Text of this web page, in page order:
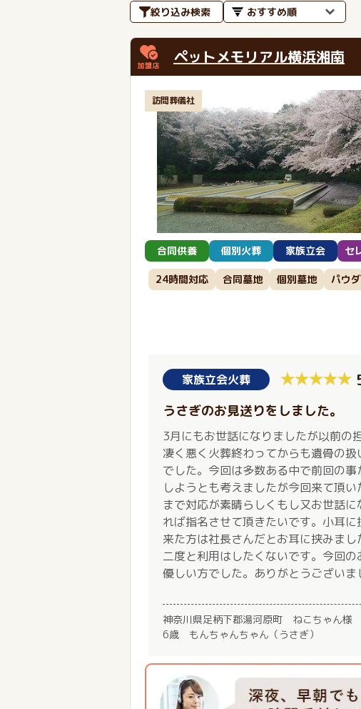
絞り込み検索
ペットメモリアル横浜湘南
訪問葬儀社
合同供養 個別火葬 家族立会 セ
24時間対応 合同墓地 個別墓地 パウ
家族立会火葬
うさぎのお見送りをしました。
3月にもお世話になりましたが以前の
凄く悪く火葬終わってからも遺骨の
でした。今回は多数ある中で前回の
しようとも考えましたが今回来て頂
まで対応が素晴らしくもし又お世話
れば指名させて頂きたいです。小耳
来た方は社長さんだとお耳に挟みま
二度と利用はしたくないです。今回の
優しい方でした。ありがとうございま
神奈川県足柄下郡湯河原町 ねこちゃん様
6歳 もんちゃんちゃん（うさぎ）